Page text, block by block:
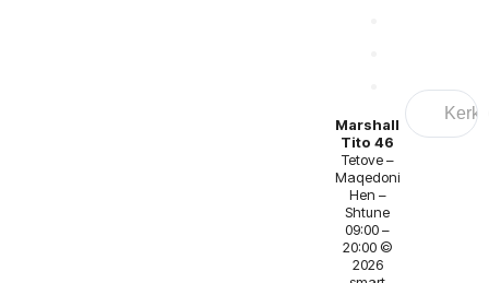
Marshall
Tito 46
Tetove –
Maqedoni
Hen –
Shtune
09:00 –
20:00 ©
2026
Search
...